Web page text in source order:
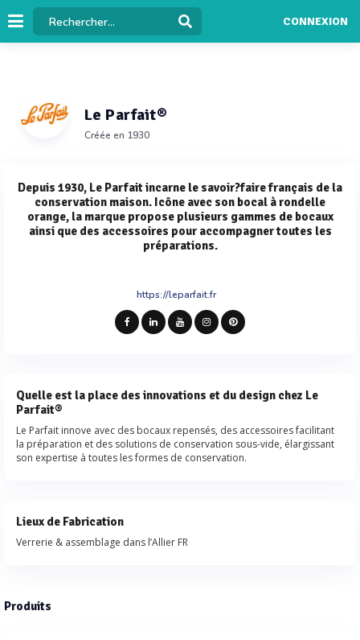
CONNEXION
Le Parfait®
Créée en 1930
Depuis 1930, Le Parfait incarne le savoir?faire français de la
conservation maison. Icône avec son bocal à rondelle
orange, la marque propose plusieurs gammes de bocaux
ainsi que des accessoires pour accompagner toutes les
préparations.
https://leparfait.fr
Quelle est la place des innovations et du design chez Le
Parfait®
Le Parfait innove avec des bocaux repensés, des accessoires facilitant
la préparation et des solutions de conservation sous‑vide, élargissant
son expertise à toutes les formes de conservation.
Lieux de Fabrication
Verrerie & assemblage dans l’Allier FR
Produits